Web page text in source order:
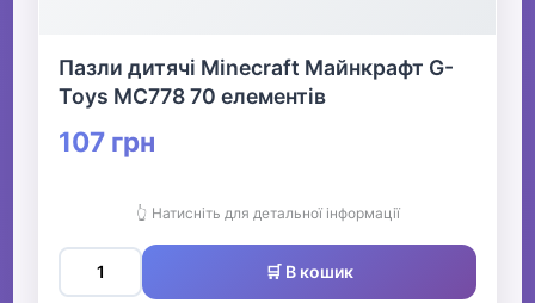
Пазли дитячі Minecraft Майнкрафт G-
Toys MC778 70 елементів
107 грн
👆 Натисніть для детальної інформації
🛒 В кошик